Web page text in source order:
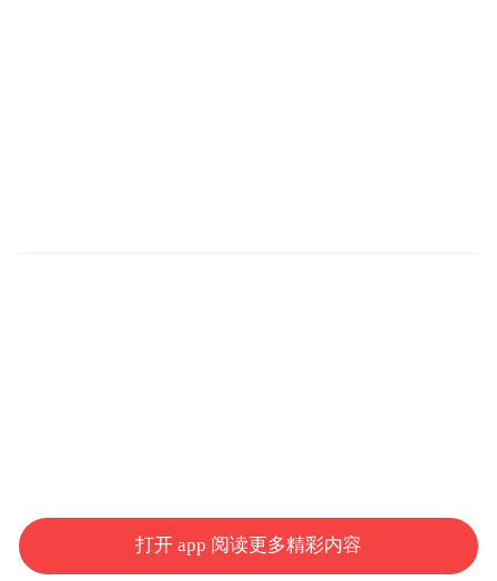
“特别声明：以上作品内容(包括在内的视频、图片或音
打开 app 阅读更多精彩内容